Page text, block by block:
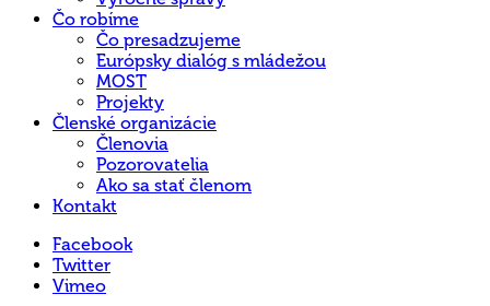
Čo robíme
Čo presadzujeme
Európsky dialóg s mládežou
MOST
Projekty
Členské organizácie
Členovia
Pozorovatelia
Ako sa stať členom
Kontakt
Facebook
Twitter
Vimeo